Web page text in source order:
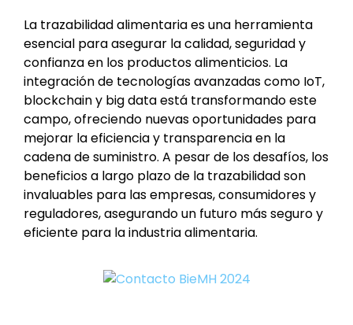
La trazabilidad alimentaria es una herramienta
esencial para asegurar la calidad, seguridad y
confianza en los productos alimenticios. La
integración de tecnologías avanzadas como IoT,
blockchain y big data está transformando este
campo, ofreciendo nuevas oportunidades para
mejorar la eficiencia y transparencia en la
cadena de suministro. A pesar de los desafíos, los
beneficios a largo plazo de la trazabilidad son
invaluables para las empresas, consumidores y
reguladores, asegurando un futuro más seguro y
eficiente para la industria alimentaria.